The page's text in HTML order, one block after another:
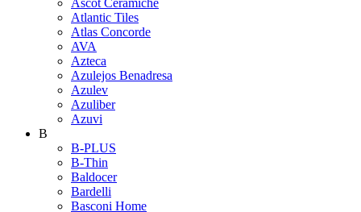
Atlantic Tiles
Atlas Concorde
AVA
Azteca
Azulejos Benadresa
Azulev
Azuliber
Azuvi
B
B-PLUS
B-Thin
Baldocer
Bardelli
Basconi Home